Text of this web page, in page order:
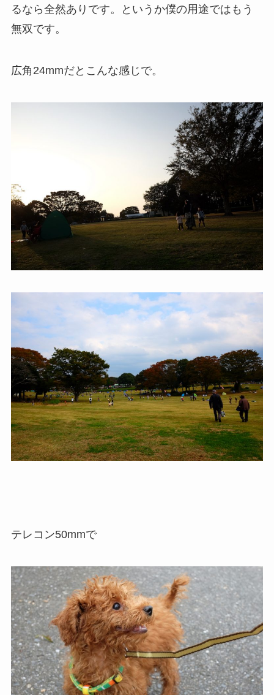
るなら全然ありです。というか僕の用途ではもう
無双です。
広角24mmだとこんな感じで。
テレコン50mmで